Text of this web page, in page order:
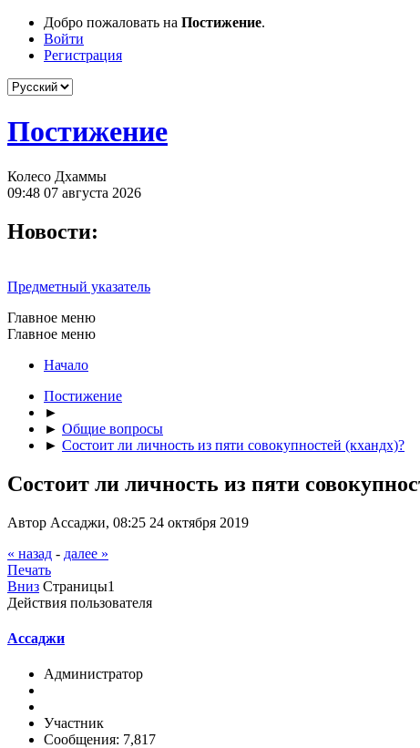
Добро пожаловать на Постижение.
Войти
Регистрация
Постижение
Колесо Дхаммы
09:48 07 августа 2026
Новости:
Предметный указатель
Главное меню
Главное меню
Начало
Постижение
►
► Общие вопросы
► Состоит ли личность из пяти совокупностей (кхандх)?
Состоит ли личность из пяти
Автор Ассаджи, 08:25 24 октября 2019
« назад - далее »
Печать
Вниз Страницы1
Действия пользователя
Ассаджи
Администратор
Участник
Сообщения: 7,817